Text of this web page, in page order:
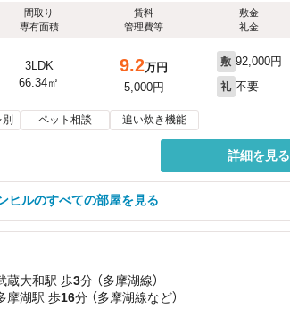
間取り
専有面積
賃料
管理費等
敷金
礼金
3LDK
66.34㎡
9.2万円
5,000円
敷 92,000円
礼 不要
別 ペット相談 追い炊き機能
詳細を見る
ヒルのすべての部屋を見る
蔵大和駅 歩3分 （多摩湖線）
摩湖駅 歩16分 （多摩湖線など）